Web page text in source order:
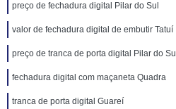
preço de fechadura digital Pilar do Sul
valor de fechadura digital de embutir Tatuí
preço de tranca de porta digital Pilar do Sul
fechadura digital com maçaneta Quadra
tranca de porta digital Guareí